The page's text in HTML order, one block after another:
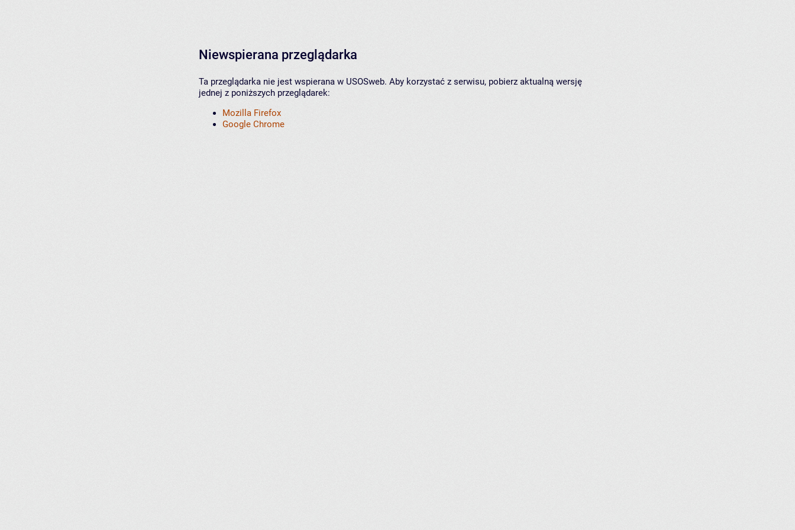
Niewspierana przeglądarka
Ta przeglądarka nie jest wspierana w USOSweb. Aby korzystać z serwisu, pobierz aktualną wersję
jednej z poniższych przeglądarek:
Mozilla Firefox
Google Chrome